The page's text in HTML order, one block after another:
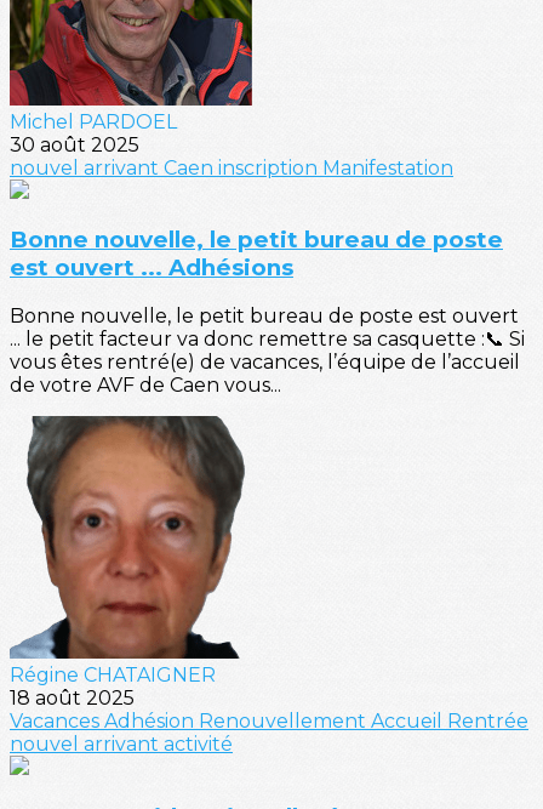
Michel PARDOEL
30 août 2025
nouvel arrivant Caen inscription Manifestation
Bonne nouvelle, le petit bureau de poste
est ouvert ... Adhésions
Bonne nouvelle, le petit bureau de poste est ouvert
... le petit facteur va donc remettre sa casquette :📞 Si
vous êtes rentré(e) de vacances, l’équipe de l’accueil
de votre AVF de Caen vous...
Régine CHATAIGNER
18 août 2025
Vacances Adhésion Renouvellement Accueil Rentrée
nouvel arrivant activité